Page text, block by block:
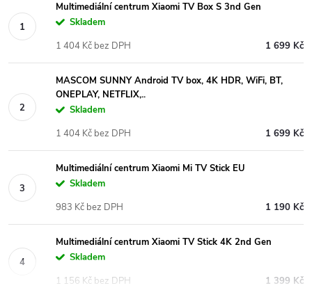
Multimediální centrum Xiaomi TV Box S 3nd Gen
Skladem
1 699 Kč
1 404 Kč bez DPH
MASCOM SUNNY Android TV box, 4K HDR, WiFi, BT,
ONEPLAY, NETFLIX,..
Skladem
1 699 Kč
1 404 Kč bez DPH
Multimediální centrum Xiaomi Mi TV Stick EU
Skladem
1 190 Kč
983 Kč bez DPH
Multimediální centrum Xiaomi TV Stick 4K 2nd Gen
Skladem
1 399 Kč
1 156 Kč bez DPH